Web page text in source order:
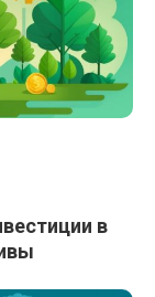
в